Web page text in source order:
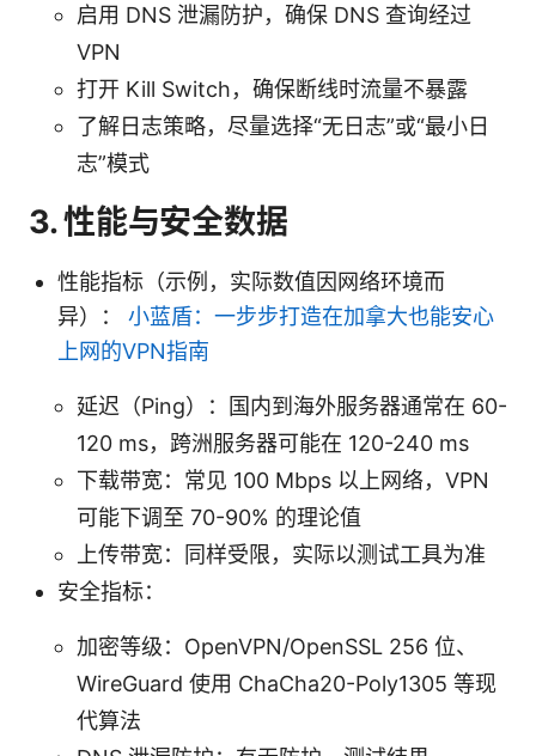
启用 DNS 泄漏防护，确保 DNS 查询经过
VPN
打开 Kill Switch，确保断线时流量不暴露
了解日志策略，尽量选择“无日志”或“最小日
志”模式
3. 性能与安全数据
性能指标（示例，实际数值因网络环境而
异）： 小蓝盾：一步步打造在加拿大也能安心
上网的VPN指南
延迟（Ping）：国内到海外服务器通常在 60-
120 ms，跨洲服务器可能在 120-240 ms
下载带宽：常见 100 Mbps 以上网络，VPN
可能下调至 70-90% 的理论值
上传带宽：同样受限，实际以测试工具为准
安全指标：
加密等级：OpenVPN/OpenSSL 256 位、
WireGuard 使用 ChaCha20-Poly1305 等现
代算法